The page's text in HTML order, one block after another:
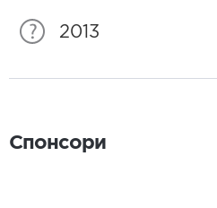
2013
Спонсори